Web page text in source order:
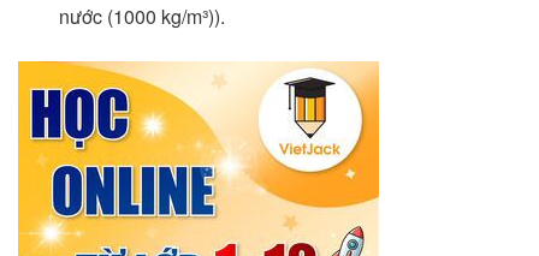
nước (1000 kg/m³)).